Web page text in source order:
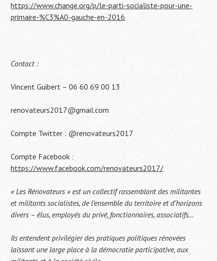
https://www.change.org/p/le-parti-socialiste-pour-une-
primaire-%C3%A0-gauche-en-2016
Contact :
Vincent Guibert – 06 60 69 00 13
renovateurs2017@gmail.com
Compte Twitter : @renovateurs2017
Compte Facebook :
https://www.facebook.com/renovateurs2017/
« Les Rénovateurs » est un collectif rassemblant des militantes
et militants socialistes, de l’ensemble du territoire et d’horizons
divers – élus, employés du privé, fonctionnaires, associatifs…
Ils entendent privilégier des pratiques politiques rénovées
laissant une large place à la démocratie participative, aux